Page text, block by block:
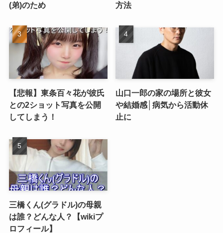
(弟)のため
方法
【悲報】東条百々花が彼氏
との2ショット写真を公開
してしまう！
山口一郎の家の場所と彼女
や結婚感│病気から活動休
止に
三橋くん(グラドル)の母親
は誰？どんな人？【wikiプ
ロフィール】